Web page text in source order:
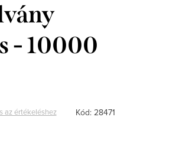
- 10000
az értékeléshez Kód: 28471